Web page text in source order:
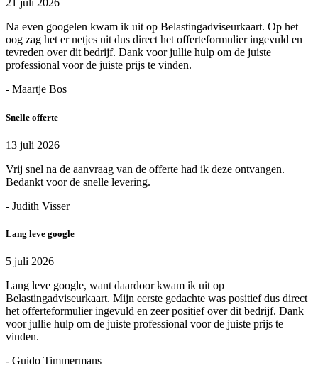
21 juli 2026
Na even googelen kwam ik uit op Belastingadviseurkaart. Op het
oog zag het er netjes uit dus direct het offerteformulier ingevuld en
tevreden over dit bedrijf. Dank voor jullie hulp om de juiste
professional voor de juiste prijs te vinden.
- Maartje Bos
Snelle offerte
13 juli 2026
Vrij snel na de aanvraag van de offerte had ik deze ontvangen.
Bedankt voor de snelle levering.
- Judith Visser
Lang leve google
5 juli 2026
Lang leve google, want daardoor kwam ik uit op
Belastingadviseurkaart. Mijn eerste gedachte was positief dus direct
het offerteformulier ingevuld en zeer positief over dit bedrijf. Dank
voor jullie hulp om de juiste professional voor de juiste prijs te
vinden.
- Guido Timmermans